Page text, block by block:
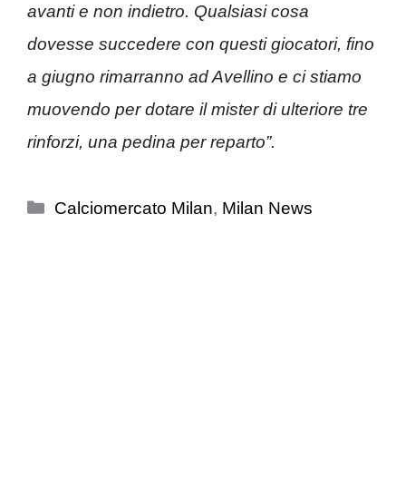
avanti e non indietro. Qualsiasi cosa
dovesse succedere con questi giocatori, fino
a giugno rimarranno ad Avellino e ci stiamo
muovendo per dotare il mister di ulteriore tre
rinforzi, una pedina per reparto”.
Categorie
Calciomercato Milan, Milan News